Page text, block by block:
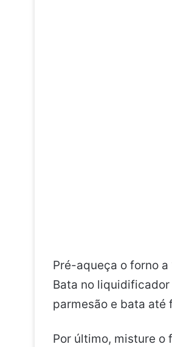
Pré-aqueça o forno
Bata no liquidificador
parmesão e bata até
Por último, misture o